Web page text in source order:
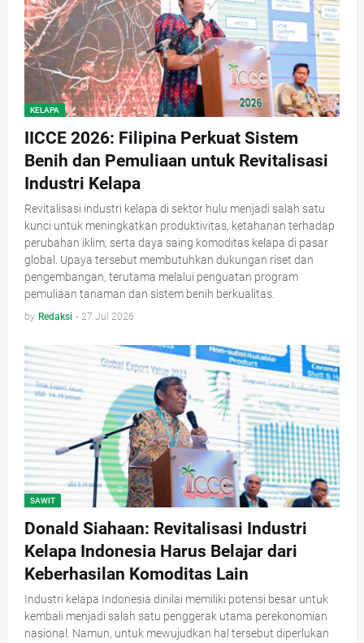
KELAPA
IICCE 2026: Filipina Perkuat Sistem
Benih dan Pemuliaan untuk Revitalisasi
Industri Kelapa
Revitalisasi industri kelapa di sektor hulu menjadi salah satu
kunci untuk meningkatkan produktivitas, ketahanan terhadap
perubahan iklim, serta daya saing komoditas kelapa di pasar
global. Upaya tersebut membutuhkan dukungan riset dan
pengembangan, terutama melalui penguatan program
pemuliaan tanaman dan sistem benih berkualitas.
by Redaksi - 27 Jul 2026
SAWIT
Donald Siahaan: Revitalisasi Industri
Kelapa Indonesia Harus Belajar dari
Keberhasilan Komoditas Lain
Industri kelapa Indonesia dinilai memiliki potensi besar untuk
kembali menjadi salah satu penggerak utama perekonomian
nasional. Namun, untuk mewujudkan hal tersebut diperlukan